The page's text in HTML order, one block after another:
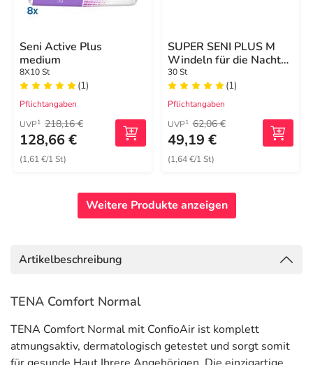
Seni Active Plus
medium
8X10 St
(1)
Pflichtangaben
UVP1 218,16 €
128,66 €
(1,61 €/1 St)
SUPER SENI PLUS M
Windeln für die Nacht
für Erwachsene
30 St
(1)
Pflichtangaben
UVP1 62,06 €
49,19 €
(1,64 €/1 St)
Weitere Produkte anzeigen
Artikelbeschreibung
TENA Comfort Normal
TENA Comfort Normal mit ConfioAir ist komplett
atmungsaktiv, dermatologisch getestet und sorgt somit